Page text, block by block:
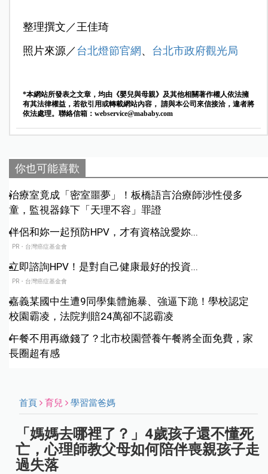
整理撰文／王佳琦
照片來源／ 台北燈節官網、 台北市政府觀光局
*本網站所發表之文章，均由《嬰兒與母親》及其他相關著作權人依法擁
有其法律權益，若欲引用或轉載網站內容， 請與本公司來信接洽，違者將
依法處理。聯絡信箱： webservice@mababy.com
你也可能喜歡
治療室竟成「密室噩夢」！板橋語言治療師涉性侵多
童，監視器錄下「天理不容」罪證
伴侶和妳一起預防HPV，才有資格說愛妳...
PR・台灣癌症基金會
立即諮詢HPV！是對自己健康最好的投資...
PR・台灣癌症基金會
嘉義某國中生遭9同學集體施暴、強逼下跪！學校認定
校園霸凌，法院判賠24萬卻不認霸凌
午餐不用再繳錢了？北市校園營養午餐將全面免費，家
長圈超有感
首頁 育兒 學習當爸媽
「媽媽去哪裡了？」4歲孩子還不懂死
亡，心理師教父母如何陪伴喪親孩子走
過失落